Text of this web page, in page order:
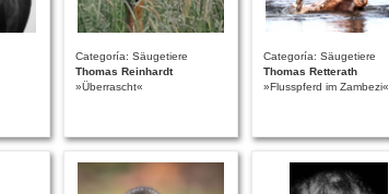
Categoría: Säugetiere
Thomas Reinhardt
»Überrascht«
Categoría: Säugetiere
Thomas Retterath
»Flusspferd im Zambezi«